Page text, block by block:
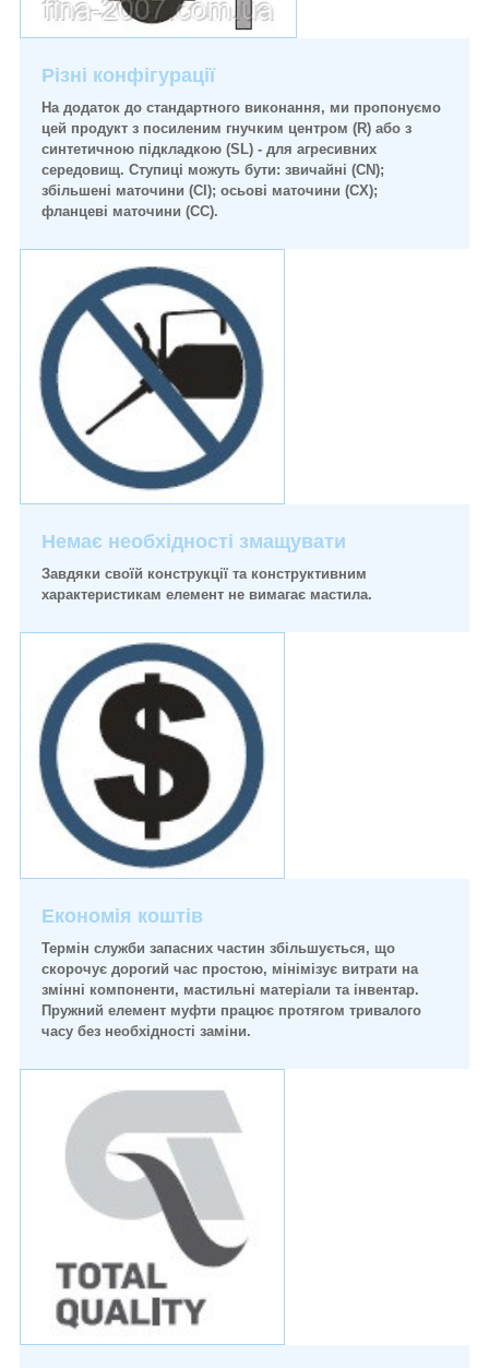
Різні конфігурації
На додаток до стандартного виконання, ми пропонуємо
цей продукт з посиленим гнучким центром (R) або з
синтетичною підкладкою (SL) - для агресивних
середовищ. Ступиці можуть бути: звичайні (CN);
збільшені маточини (CI); осьові маточини (СХ);
фланцеві маточини (CC).
Немає необхідності змащувати
Завдяки своїй конструкції та конструктивним
характеристикам елемент не вимагає мастила.
Економія коштів
Термін служби запасних частин збільшується, що
скорочує дорогий час простою, мінімізує витрати на
змінні компоненти, мастильні матеріали та інвентар.
Пружний елемент муфти працює протягом тривалого
часу без необхідності заміни.